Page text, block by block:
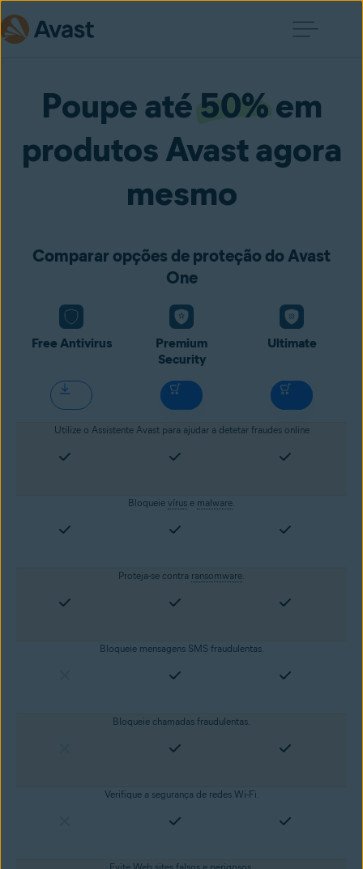
Poupe até 50%em
produtos Avast agora
mesmo
Comparar opções de proteção do Avast
One
Free Antivirus
Premium
Security
Ultimate
Utilize o Assistente Avast para ajudar a detetar fraudes online
Bloqueie vírus e malware.
Proteja-se contra ransomware.
Bloqueie mensagens SMS fraudulentas.
Bloqueie chamadas fraudulentas.
Verifique a segurança de redes Wi-Fi.